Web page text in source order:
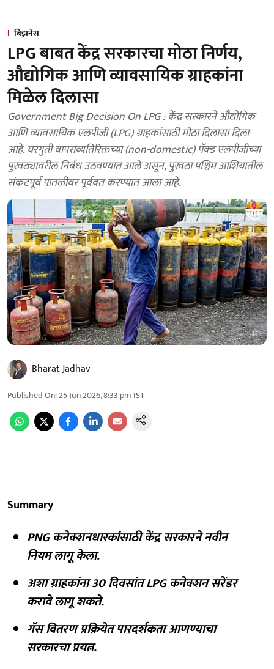
बिझनेस
LPG बाबत केंद्र सरकारचा मोठा निर्णय,
औद्योगिक आणि व्यावसायिक ग्राहकांना
मिळेल दिलासा
Government Big Decision On LPG : केंद्र सरकारने औद्योगिक
आणि व्यावसायिक एलपीजी (LPG) ग्राहकांसाठी मोठा दिलासा दिला
आहे. घरगुती वापराव्यतिरिक्तच्या (non-domestic) पॅक्ड एलपीजीच्या
पुरवठ्यावरील निर्बंध उठवण्यात आले असून, पुरवठा पश्चिम आशियातील
संकटपूर्व पातळीवर पूर्ववत करण्यात आला आहे.
Bharat Jadhav
Published On:25 Jun 2026, 8:33 pm IST
Summary
PNG कनेक्शनधारकांसाठी केंद्र सरकारने नवीन
नियम लागू केला.
अशा ग्राहकांना 30 दिवसांत LPG कनेक्शन सरेंडर
करावे लागू शकते.
गॅस वितरण प्रक्रियेत पारदर्शकता आणण्याचा
सरकारचा प्रयत्न.